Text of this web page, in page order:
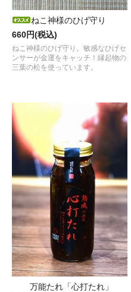
ねこ神様のひげ守り
660円(税込)
ねこ神様のひげ守り。敏感なひげセ
ンサーが金運をキャッチ！縁起物の
三葉の松を使っています。
万能たれ「心打たれ」